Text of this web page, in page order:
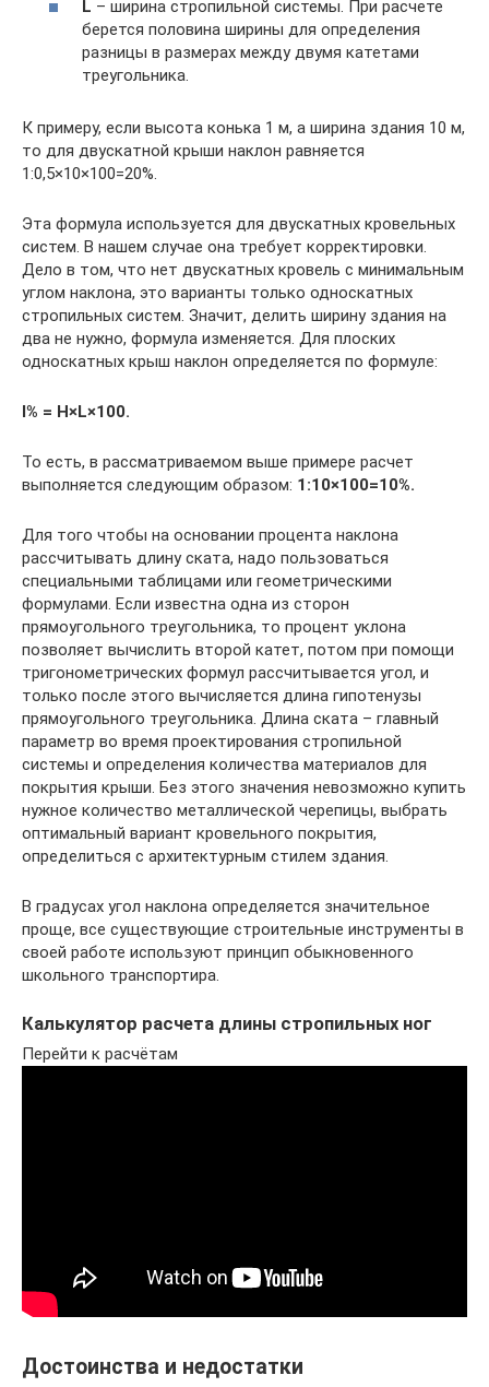
L – ширина стропильной системы. При расчете
берется половина ширины для определения
разницы в размерах между двумя катетами
треугольника.
К примеру, если высота конька 1 м, а ширина здания 10 м,
то для двускатной крыши наклон равняется
1:0,5×10×100=20%.
Эта формула используется для двускатных кровельных
систем. В нашем случае она требует корректировки.
Дело в том, что нет двускатных кровель с минимальным
углом наклона, это варианты только односкатных
стропильных систем. Значит, делить ширину здания на
два не нужно, формула изменяется. Для плоских
односкатных крыш наклон определяется по формуле:
I% = H×L×100.
То есть, в рассматриваемом выше примере расчет
выполняется следующим образом: 1:10×100=10%.
Для того чтобы на основании процента наклона
рассчитывать длину ската, надо пользоваться
специальными таблицами или геометрическими
формулами. Если известна одна из сторон
прямоугольного треугольника, то процент уклона
позволяет вычислить второй катет, потом при помощи
тригонометрических формул рассчитывается угол, и
только после этого вычисляется длина гипотенузы
прямоугольного треугольника. Длина ската – главный
параметр во время проектирования стропильной
системы и определения количества материалов для
покрытия крыши. Без этого значения невозможно купить
нужное количество металлической черепицы, выбрать
оптимальный вариант кровельного покрытия,
определиться с архитектурным стилем здания.
В градусах угол наклона определяется значительное
проще, все существующие строительные инструменты в
своей работе используют принцип обыкновенного
школьного транспортира.
Калькулятор расчета длины стропильных ног
Перейти к расчётам
Достоинства и недостатки